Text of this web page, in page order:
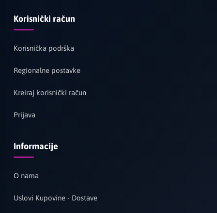
Korisnički račun
Korisnička podrška
Regionalne postavke
Kreiraj korisnički račun
Prijava
Informacije
O nama
Uslovi Kupovine - Dostave